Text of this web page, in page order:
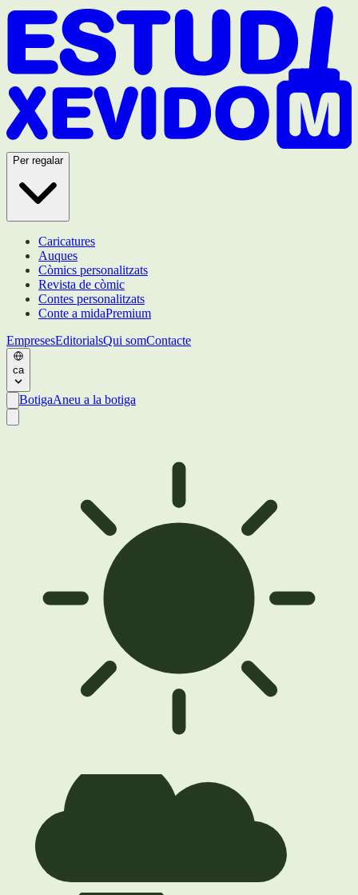
Per regalar
Caricatures
Auques
Còmics personalitzats
Revista de còmic
Contes personalitzats
Conte a midaPremium
EmpresesEditorialsQui somContacte
ca
BotigaAneu a la botiga